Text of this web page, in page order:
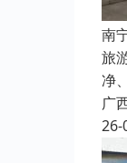
南
旅
净
广
26-